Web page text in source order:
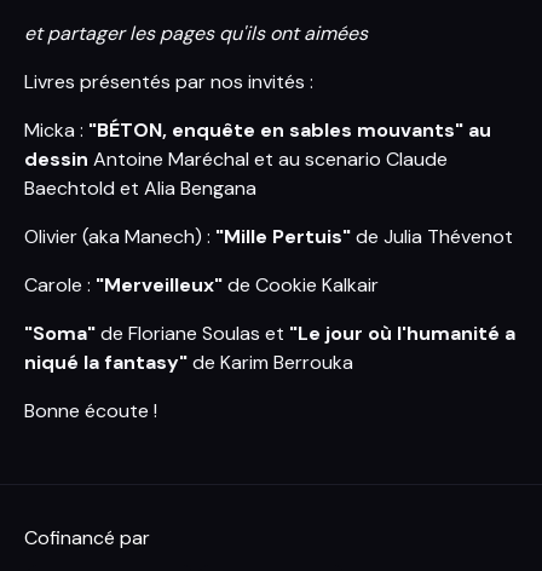
et partager les pages qu'ils ont aimées
Livres présentés par nos invités :
Micka : "BÉTON, enquête en sables mouvants" au
dessin Antoine Maréchal et au scenario Claude
Baechtold et Alia Bengana
Olivier (aka Manech) : "Mille Pertuis"de Julia Thévenot
Carole : "Merveilleux"de Cookie Kalkair
"Soma"de Floriane Soulas et "Le jour où l'humanité a
niqué la fantasy"de Karim Berrouka
Bonne écoute !
Cofinancé par